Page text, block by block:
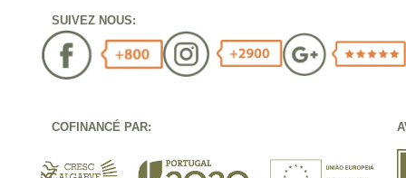
SUIVEZ NOUS:
COFINANCÉ PAR: